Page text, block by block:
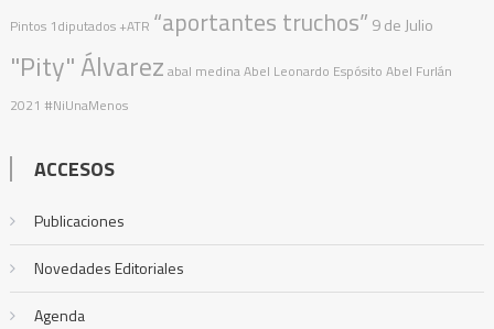
Pintos 1diputados +ATR “aportantes truchos” 9 de Julio
"Pity" Álvarez abal medinaAbel Leonardo Espósito Abel Furlán
2021 #NiUnaMenos
ACCESOS
Publicaciones
Novedades Editoriales
Agenda